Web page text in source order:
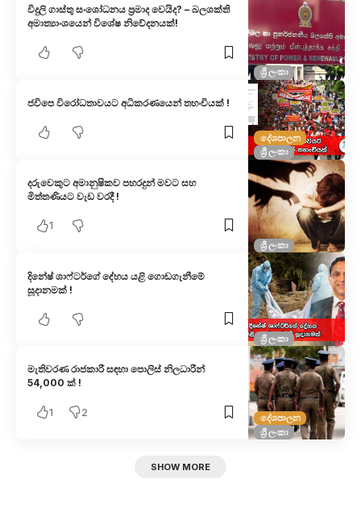
ශ්‍රී ලංකා
විදුලි ගාස්තු සංශෝධනය ප්‍රමාද වෙයිද? – බලශක්ති
අමාත්‍යාංශයෙන් විශේෂ නිවේදනයක්!
දේශපාලන
ශ්‍රී ලංකා
ජවිපෙ විරෝධතාවයට අධිකරණයෙන් තහංචියක් !
ශ්‍රී ලංකා
දරුවෙකුට අමානුෂිකව පහරදුන් මවට සහ
මිත්තණියට වැඩ වරදී !
1
ශ්‍රී ලංකා
දිනේෂ් ශාෆ්ටර්ගේ දේහය යළි ගොඩගැනීමේ
සූදානමක් !
දේශපාලන
ශ්‍රී ලංකා
මැතිවරණ රාජකාරී සඳහා පොලිස් නිලධාරීන්
54,000 ක් !
1 2
SHOW MORE